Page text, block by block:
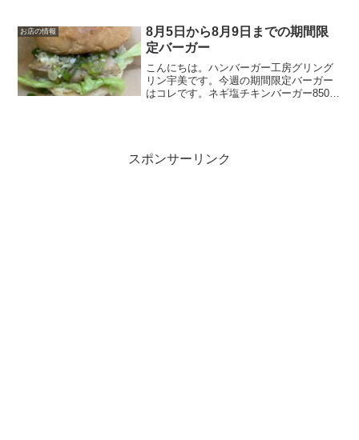
オリジナルの甘辛いソースとチキンで、
韓国風のチキンバーガ...
お店の情報
8月5日から8月9日までの期間限
定バーガー
こんにちは。ハンバーガー工房グリング
リン宇美です。今週の期間限定バーガー
はコレです。ネギ塩チキンバーガー850円
スポンサーリンク